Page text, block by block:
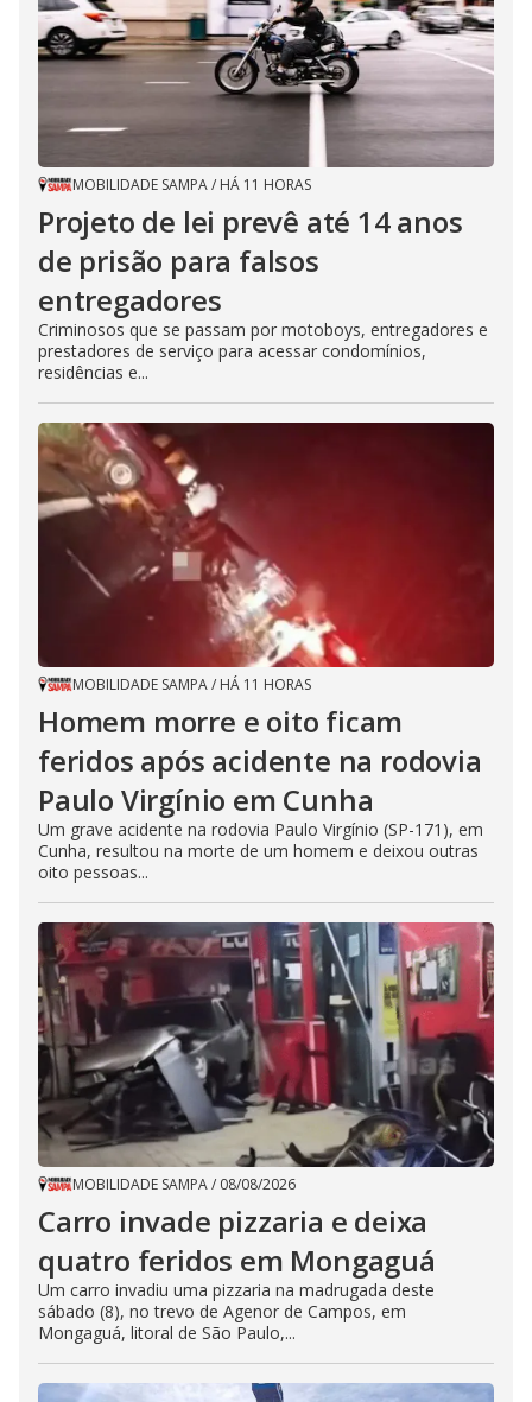
MOBILIDADE SAMPA/ HÁ 11 HORAS
Projeto de lei prevê até 14 anos
de prisão para falsos
entregadores
Criminosos que se passam por motoboys, entregadores e
prestadores de serviço para acessar condomínios,
residências e...
MOBILIDADE SAMPA/ HÁ 11 HORAS
Homem morre e oito ficam
feridos após acidente na rodovia
Paulo Virgínio em Cunha
Um grave acidente na rodovia Paulo Virgínio (SP-171), em
Cunha, resultou na morte de um homem e deixou outras
oito pessoas...
MOBILIDADE SAMPA/ 08/08/2026
Carro invade pizzaria e deixa
quatro feridos em Mongaguá
Um carro invadiu uma pizzaria na madrugada deste
sábado (8), no trevo de Agenor de Campos, em
Mongaguá, litoral de São Paulo,...